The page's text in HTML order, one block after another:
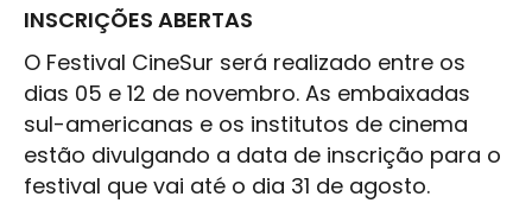
INSCRIÇÕES ABERTAS
O Festival CineSur será realizado entre os
dias 05 e 12 de novembro. As embaixadas
sul-americanas e os institutos de cinema
estão divulgando a data de inscrição para o
festival que vai até o dia 31 de agosto.